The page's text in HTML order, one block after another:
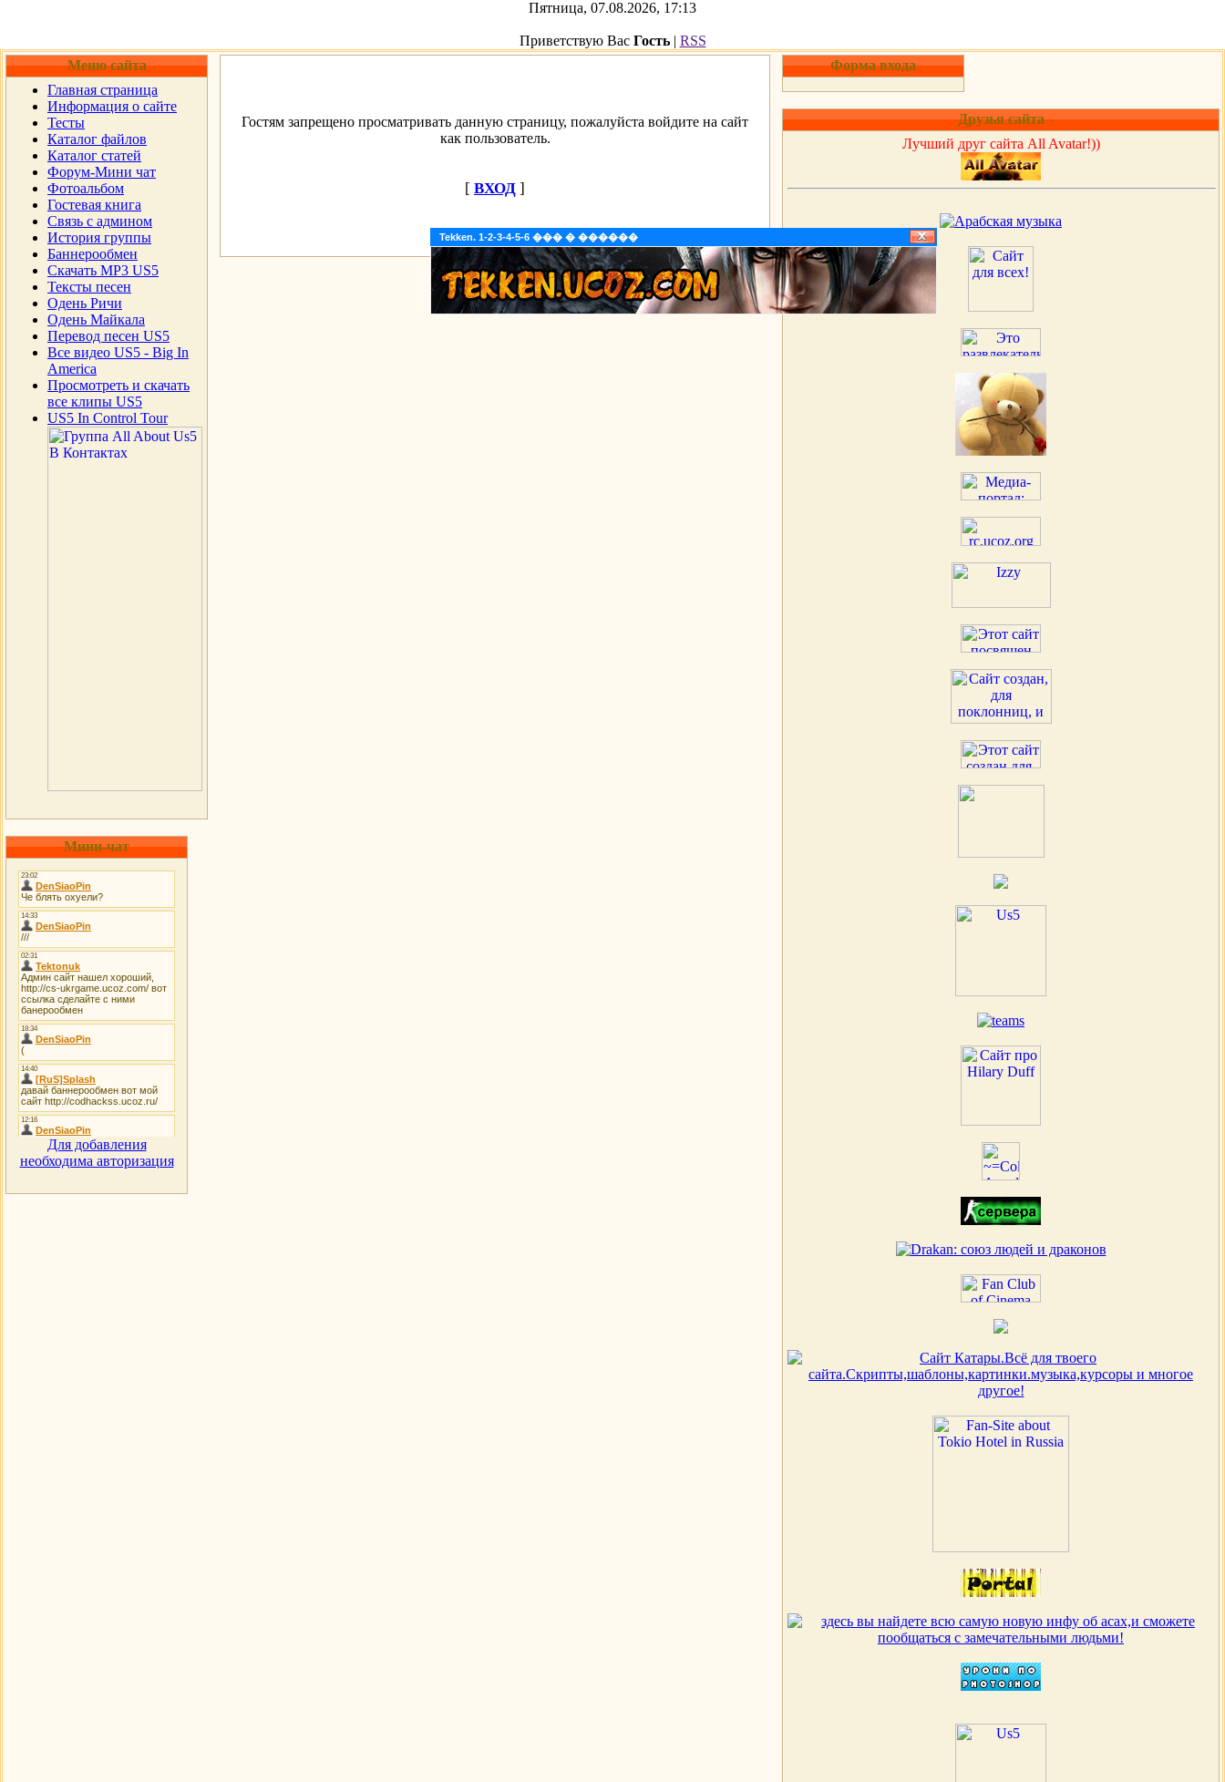
Пятница, 07.08.2026, 17:13
Приветствую Вас Гость| RSS
Меню сайта
Главная страница
Информация о сайте
Тесты
Каталог файлов
Каталог статей
Форум-Мини чат
Фотоальбом
Гостевая книга
Cвязь с админом
История группы
Баннерообмен
Скачать MP3 US5
Тексты песен
Одень Ричи
Одень Майкала
Перевод песен US5
Все видео US5 - Big In
America
Просмотреть и скачать
все клипы US5
US5 In Control Tour
Tekken. 1-2-3-4-5-6 ��� � ������
Мини-чат
Для добавления
необходима авторизация
Гостям запрещено просматривать данную страницу, пожалуйста войдите на сайт
как пользователь.
[ ВХОД ]
Форма входа
Друзья сайта
Лучший друг сайта All Avatar!))